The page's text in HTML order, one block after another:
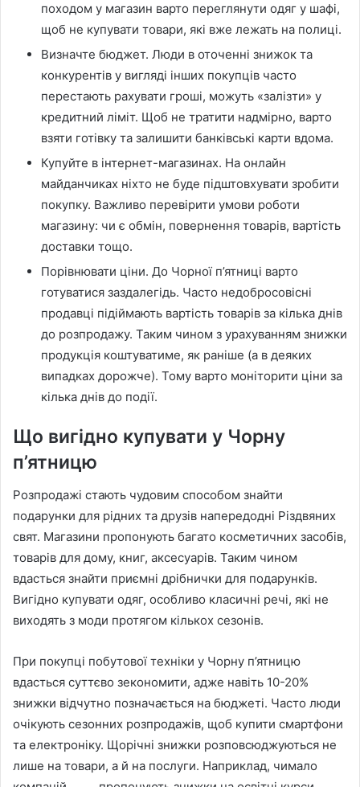
походом у магазин варто переглянути одяг у шафі,
щоб не купувати товари, які вже лежать на полиці.
Визначте бюджет. Люди в оточенні знижок та
конкурентів у вигляді інших покупців часто
перестають рахувати гроші, можуть «залізти» у
кредитний ліміт. Щоб не тратити надмірно, варто
взяти готівку та залишити банківські карти вдома.
Купуйте в інтернет-магазинах. На онлайн
майданчиках ніхто не буде підштовхувати зробити
покупку. Важливо перевірити умови роботи
магазину: чи є обмін, повернення товарів, вартість
доставки тощо.
Порівнювати ціни. До Чорної п’ятниці варто
готуватися заздалегідь. Часто недобросовісні
продавці підіймають вартість товарів за кілька днів
до розпродажу. Таким чином з урахуванням знижки
продукція коштуватиме, як раніше (а в деяких
випадках дорожче). Тому варто моніторити ціни за
кілька днів до події.
Що вигідно купувати у Чорну
п’ятницю
Розпродажі стають чудовим способом знайти
подарунки для рідних та друзів напередодні Різдвяних
свят. Магазини пропонують багато косметичних засобів,
товарів для дому, книг, аксесуарів. Таким чином
вдасться знайти приємні дрібнички для подарунків.
Вигідно купувати одяг, особливо класичні речі, які не
виходять з моди протягом кількох сезонів.
При покупці побутової техніки у Чорну п’ятницю
вдасться суттєво зекономити, адже навіть 10-20%
знижки відчутно позначається на бюджеті. Часто люди
очікують сезонних розпродажів, щоб купити смартфони
та електроніку. Щорічні знижки розповсюджуються не
лише на товари, а й на послуги. Наприклад, чимало